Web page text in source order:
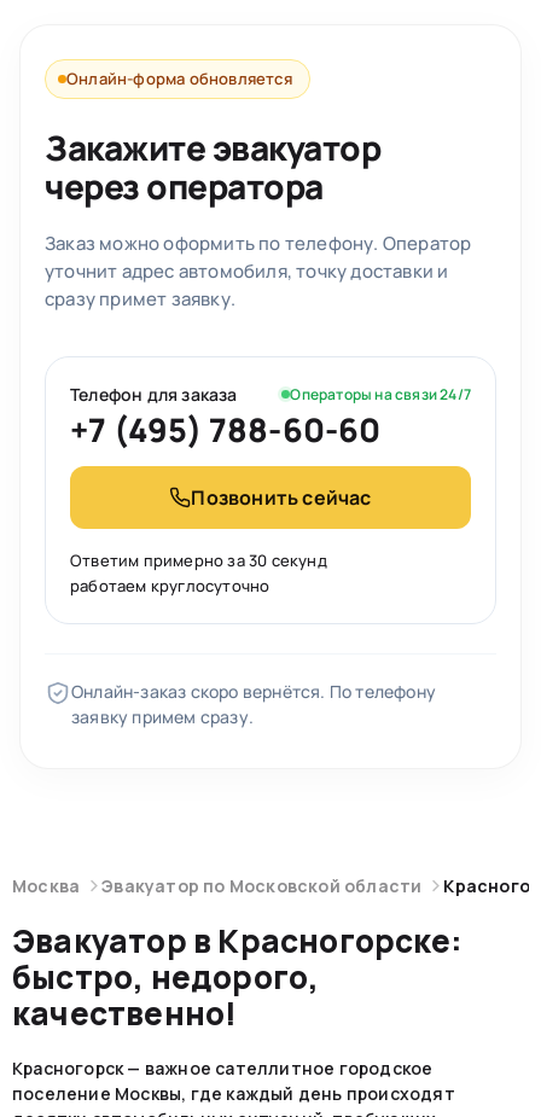
Онлайн-форма обновляется
Закажите эвакуатор
через оператора
Заказ можно оформить по телефону. Оператор
уточнит адрес автомобиля, точку доставки и
сразу примет заявку.
Телефон для заказа Операторы на связи 24/7
+7 (495) 788-60-60
Позвонить сейчас
Ответим примерно за 30 секунд
работаем круглосуточно
Онлайн-заказ скоро вернётся. По телефону
заявку примем сразу.
Москва Эвакуатор по Московской области
Эвакуатор в Красногорске:
быстро, недорого,
качественно!
Красногорск — важное сателлитное городское
поселение Москвы, где каждый день происходят